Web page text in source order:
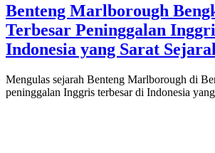
Benteng Marlborough
Terbesar Peninggalan
Indonesia yang Sarat
Mengulas sejarah Benteng Marlborough di
peninggalan Inggris terbesar di Indonesia